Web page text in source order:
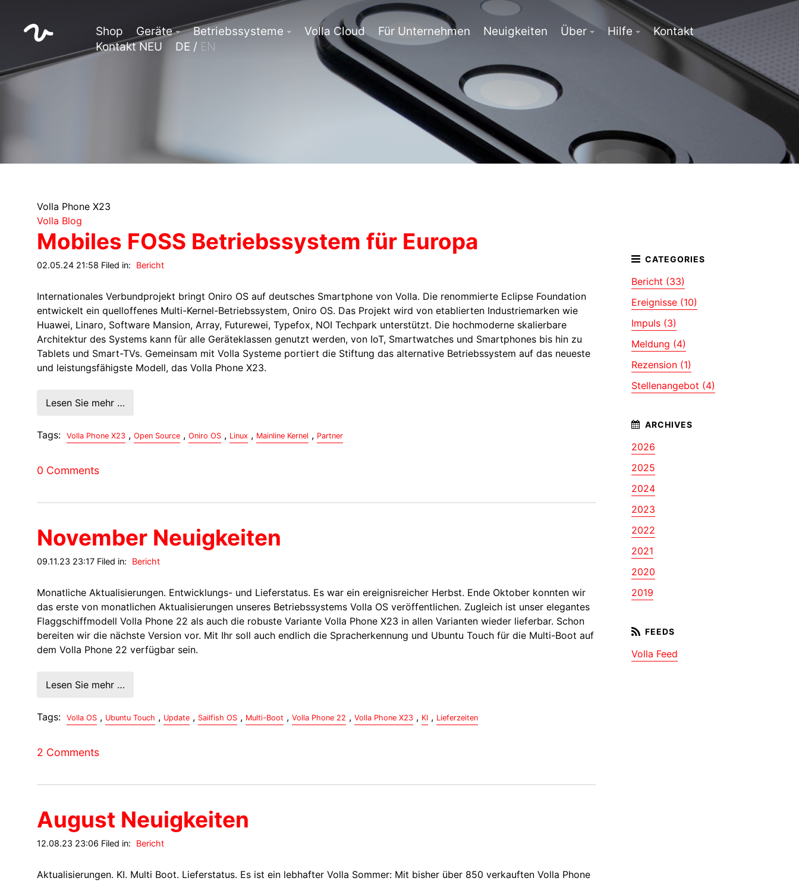
Shop Geräte Betriebssysteme Volla Cloud Für Unternehmen Neuigkeiten Über Hilfe
Kontakt
Kontakt NEU
DE / EN
Volla Phone X23
Volla Blog
Mobiles FOSS Betriebssystem für Europa
02.05.24 21:58 Filed in: Bericht
Internationales Verbundprojekt bringt Oniro OS auf deutsches Smartphone von Volla. Die renommierte Eclipse Foundation
entwickelt ein quelloffenes Multi-Kernel-Betriebssystem, Oniro OS. Das Projekt wird von etablierten Industriemarken wie
Huawei, Linaro, Software Mansion, Array, Futurewei, Typefox, NOI Techpark unterstützt. Die hochmoderne skalierbare
Architektur des Systems kann für alle Geräteklassen genutzt werden, von IoT, Smartwatches und Smartphones bis hin zu
Tablets und Smart-TVs. Gemeinsam mit Volla Systeme portiert die Stiftung das alternative Betriebssystem auf das neueste
und leistungsfähigste Modell, das Volla Phone X23.
Lesen Sie mehr …
Tags: Volla Phone X23 , Open Source , Oniro OS , Linux , Mainline Kernel , Partner
0 Comments
November Neuigkeiten
09.11.23 23:17 Filed in: Bericht
Monatliche Aktualisierungen. Entwicklungs- und Lieferstatus. Es war ein ereignisreicher Herbst. Ende Oktober konnten wir
das erste von monatlichen Aktualisierungen unseres Betriebssystems Volla OS veröffentlichen. Zugleich ist unser elegantes
Flaggschiffmodell Volla Phone 22 als auch die robuste Variante Volla Phone X23 in allen Varianten wieder lieferbar. Schon
bereiten wir die nächste Version vor. Mit Ihr soll auch endlich die Spracherkennung und Ubuntu Touch für die Multi-Boot auf
dem Volla Phone 22 verfügbar sein.
Lesen Sie mehr …
Tags: Volla OS , Ubuntu Touch , Update , Sailfish OS , Multi-Boot , Volla Phone 22 , Volla Phone X23 , KI , Lieferzeiten
2 Comments
August Neuigkeiten
12.08.23 23:06 Filed in: Bericht
Aktualisierungen. KI. Multi Boot. Lieferstatus. Es ist ein lebhafter Volla Sommer: Mit bisher über 850 verkauften Volla Phone
Bericht (33)
Ereignisse (10)
Impuls (3)
Meldung (4)
Rezension (1)
Stellenangebot (4)
2026
2025
2024
2023
2022
2021
2020
2019
Volla Feed